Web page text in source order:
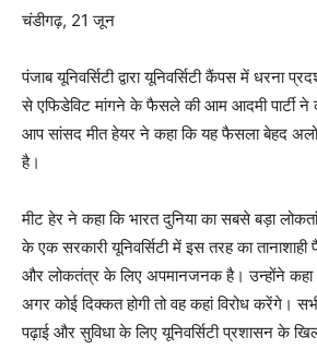
चंडीगढ़, 21 जून
पंजाब यूनिवर्सिटी द्वारा यूनिवर्सिटी कैंपस में धरना
से एफिडेविट मांगने के फैसले की आम आदमी पार्टी ने
आप सांसद मीत हेयर ने कहा कि यह फैसला बेहद
है।
मीट हेर ने कहा कि भारत दुनिया का सबसे बड़ा
के एक सरकारी यूनिवर्सिटी में इस तरह का
और लोकतंत्र के लिए अपमानजनक है। उन्होंने कहा
अगर कोई दिक्कत होगी तो वह कहां विरोध करेंगे।
पढ़ाई और सुविधा के लिए यूनिवर्सिटी प्रशासन के